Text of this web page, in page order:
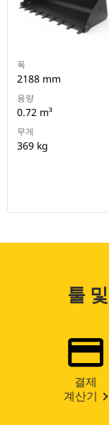
폭
2188 mm
용량
0.72 m³
무게
369 kg
툴
결제
계산기